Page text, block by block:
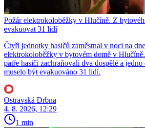
Požár elektrokoloběžky v Hlučíně. Z
evakuovat 31 lidí
Čtyři jednotky hasičů zaměstnal v noci na
elektrokoloběžky v bytovém domě v
patře hasiči zachraňovali dva dospělé a
muselo být evakuováno 31 lidí.
Ostravská Drbna
4. 8. 2026, 12:29
1 min